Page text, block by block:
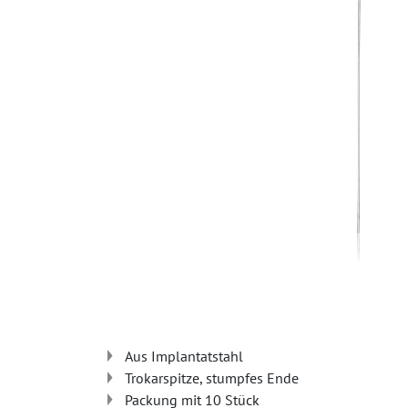
Aus Implantatstahl
Trokarspitze, stumpfes Ende
Packung mit 10 Stück